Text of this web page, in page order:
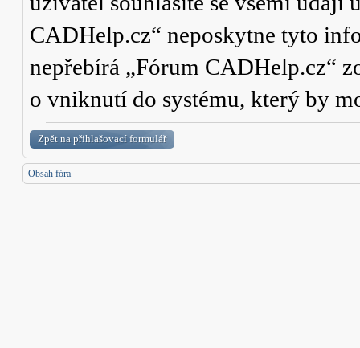
CADHelp.cz“ neposkytne tyto
nepřebírá „Fórum CADHelp.cz“
o vniknutí do systému, který by
Zpět na přihlašovací formulář
Obsah fóra